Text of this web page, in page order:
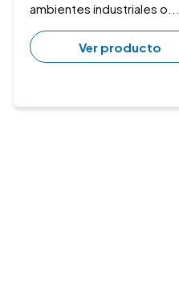
ambientes industriales o...
Ver producto